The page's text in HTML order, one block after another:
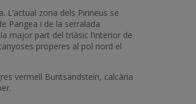
L’actual zona dels Pirineus se
Pangea i de la serralada
major part del triàsic l’interior de
properes al pol nord el
vermell Buntsandstein, calcària